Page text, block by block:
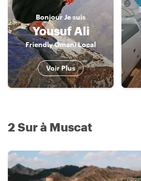
BonjourJe suis
Yousuf Ali
Friendly Omani Local
Voir Plus
2 Sur à Muscat